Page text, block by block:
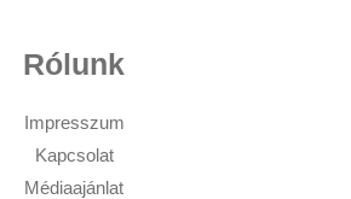
Rólunk
Impresszum
Kapcsolat
Médiaajánlat